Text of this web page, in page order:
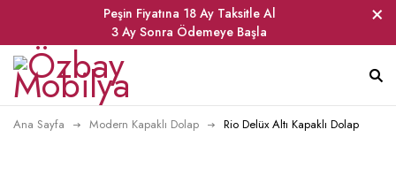
Peşin Fiyatına 18 Ay Taksitle Al
3 Ay Sonra Ödemeye Başla
Ana Sayfa Modern Kapaklı Dolap Rio Delüx Altı Kapaklı Dolap